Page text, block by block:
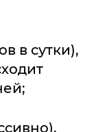
в сутки),